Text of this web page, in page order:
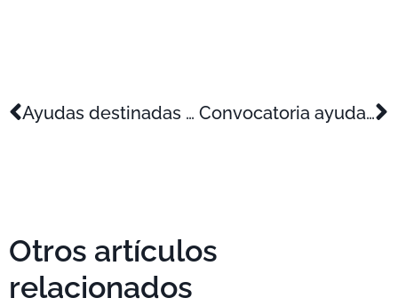
Ayudas destinadas a personas emprendedoras y pymes en apoyo al inicio y consolidación de su proyecto empresarial, para el ejercicio 2025 Convocatoria ayudas 2025 de certificación internacional del programa de «mentoring y apoyo a la internacionalización de la PYME».
Otros artículos
relacionados